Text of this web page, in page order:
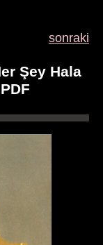
sonraki
Şey Hala